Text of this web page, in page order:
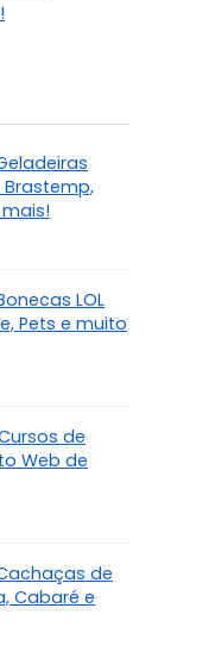
Brastemp,
LOL
Pets e muito
de
Web de
de
Cabaré e